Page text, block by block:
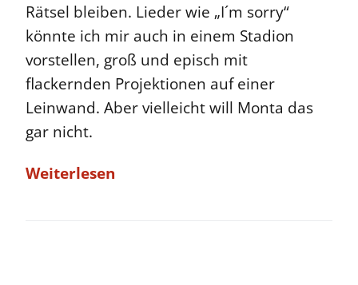
Rätsel bleiben. Lieder wie „I´m sorry“
könnte ich mir auch in einem Stadion
vorstellen, groß und episch mit
flackernden Projektionen auf einer
Leinwand. Aber vielleicht will Monta das
gar nicht.
Weiterlesen